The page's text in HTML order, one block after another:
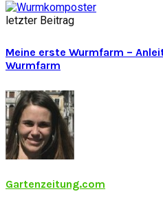
letzter Beitrag
Meine erste Wurmfarm –
Wurmfarm
Gartenzeitung.com